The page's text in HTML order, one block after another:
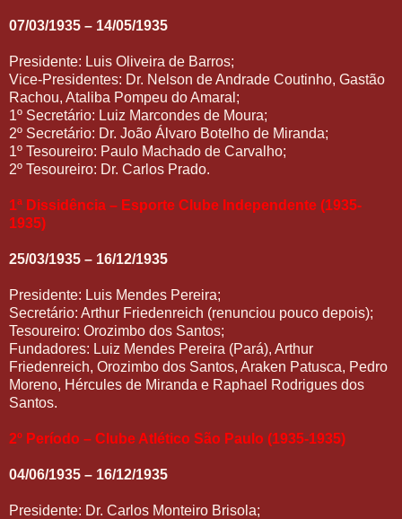
07/03/1935 – 14/05/1935
Presidente: Luis Oliveira de Barros;
Vice-Presidentes: Dr. Nelson de Andrade Coutinho, Gastão
Rachou, Ataliba Pompeu do Amaral;
1º Secretário: Luiz Marcondes de Moura;
2º Secretário: Dr. João Álvaro Botelho de Miranda;
1º Tesoureiro: Paulo Machado de Carvalho;
2º Tesoureiro: Dr. Carlos Prado.
1ª Dissidência – Esporte Clube Independente (1935-
1935)
25/03/1935 – 16/12/1935
Presidente: Luis Mendes Pereira;
Secretário: Arthur Friedenreich (renunciou pouco depois);
Tesoureiro: Orozimbo dos Santos;
Fundadores: Luiz Mendes Pereira (Pará), Arthur
Friedenreich, Orozimbo dos Santos, Araken Patusca, Pedro
Moreno, Hércules de Miranda e Raphael Rodrigues dos
Santos.
2º Período – Clube Atlético São Paulo (1935-1935)
04/06/1935 – 16/12/1935
Presidente: Dr. Carlos Monteiro Brisola;